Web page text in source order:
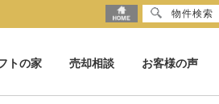
トの家 売却相談 お客様の声
物件検索